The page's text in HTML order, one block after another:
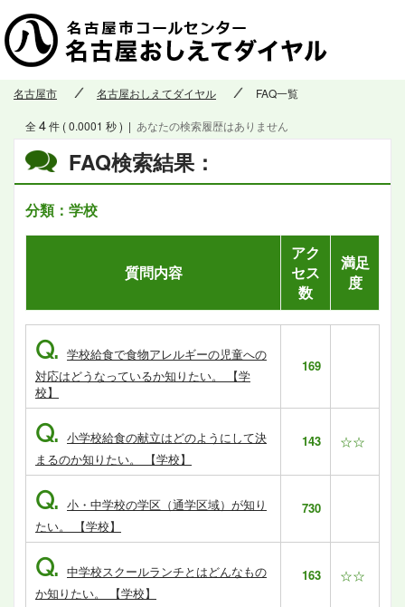
名古屋市 名古屋おしえてダイヤル FAQ一覧
FAQ検索結果：
分類：学校
全4件 ( 0.0001 秒 ) | あなたの検索履歴はありません
質問内容
アク
セス
数
満足
度
Q. 学校給食で食物アレルギーの児童への
対応はどうなっているか知りたい。 【学
校】
169
Q. 小学校給食の献立はどのようにして決
まるのか知りたい。 【学校】
143 ☆☆
Q. 小・中学校の学区（通学区域）が知り
たい。 【学校】
730
Q. 中学校スクールランチとはどんなもの
か知りたい。 【学校】
163 ☆☆